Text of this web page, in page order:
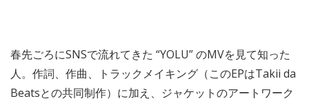
春先ごろにSNSで流れてきた “YOLU” のMVを見て知った
人。作詞、作曲、トラックメイキング（このEPはTakii da
Beatsとの共同制作）に加え、ジャケットのアートワーク